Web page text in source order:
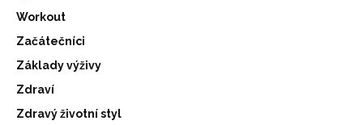
Workout
Začátečníci
Základy výživy
Zdraví
Zdravý životní styl